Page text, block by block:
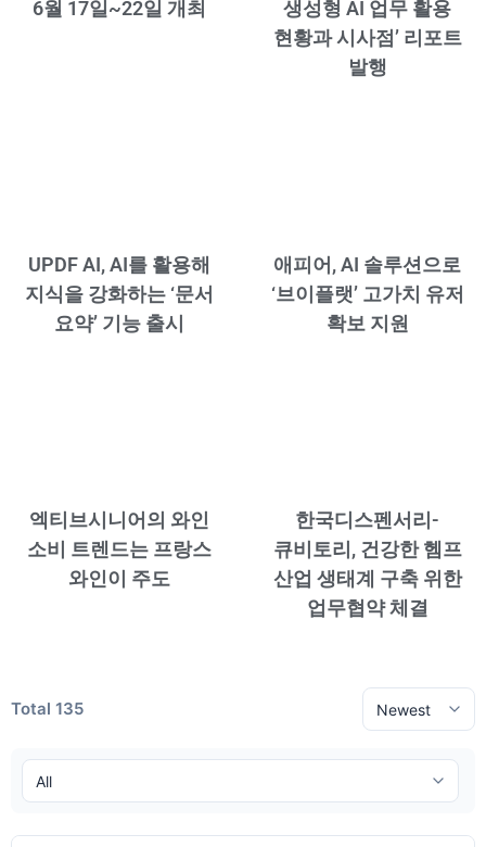
6월 17일~22일 개최
생성형 AI 업무 활용
현황과 시사점’ 리포트
발행
UPDF AI, AI를 활용해
지식을 강화하는 ‘문서
요약’ 기능 출시
애피어, AI 솔루션으로
‘브이플랫’ 고가치 유저
확보 지원
엑티브시니어의 와인
소비 트렌드는 프랑스
와인이 주도
한국디스펜서리-
큐비토리, 건강한 헴프
산업 생태계 구축 위한
업무협약 체결
Total 135